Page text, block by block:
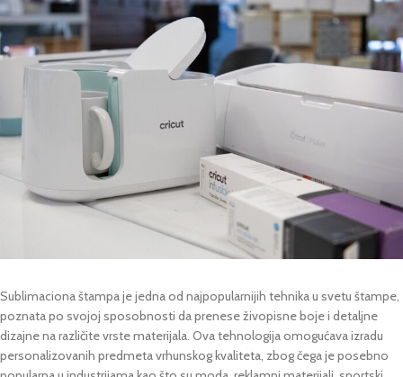
Sublimaciona štampa je jedna od najpopularnijih tehnika u svetu štampe,
poznata po svojoj sposobnosti da prenese živopisne boje i detaljne
dizajne na različite vrste materijala. Ova tehnologija omogućava izradu
personalizovanih predmeta vrhunskog kvaliteta, zbog čega je posebno